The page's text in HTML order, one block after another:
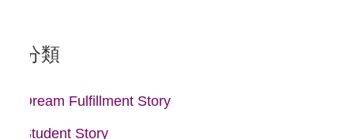
字
分類
Dream Fulfillment Story
Student Story